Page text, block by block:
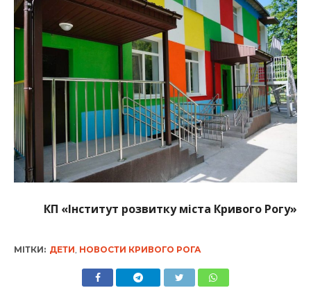
КП «Інститут розвитку міста Кривого Рогу»
МІТКИ: ДЕТИ, НОВОСТИ КРИВОГО РОГА